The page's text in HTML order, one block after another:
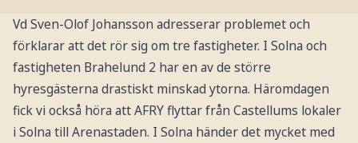
Vd Sven-Olof Johansson adresserar problemet och
förklarar att det rör sig om tre fastigheter. I Solna och
fastigheten Brahelund 2 har en av de större
hyresgästerna drastiskt minskad ytorna. Häromdagen
fick vi också höra att AFRY flyttar från Castellums lokaler
i Solna till Arenastaden. I Solna händer det mycket med